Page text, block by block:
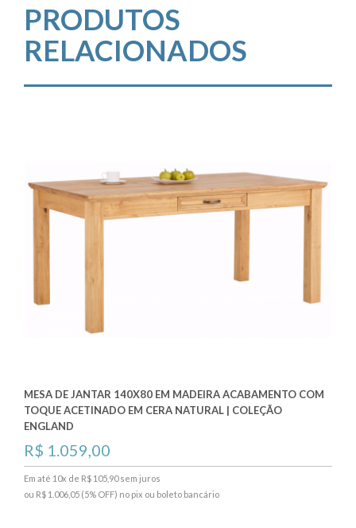
PRODUTOS
RELACIONADOS
MESA DE JANTAR 140X80 EM MADEIRA ACABAMENTO COM
TOQUE ACETINADO EM CERA NATURAL | COLEÇÃO
ENGLAND
R$ 1.059,00
Em até 10x de R$ 105,90 sem juros
ou R$ 1.006,05 (5% OFF) no pix ou boleto bancário